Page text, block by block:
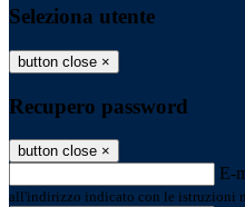
Seleziona utente
button close ×
Recupero password
button close ×
E-
all'indirizzo indicato con le istruzioni